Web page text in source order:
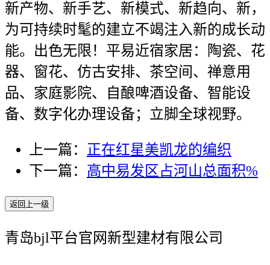
新产物、新手艺、新模式、新趋向、新，
为可持续时髦的建立不竭注入新的成长动
能。出色无限！平易近宿家居：陶瓷、花
器、窗花、仿古安排、茶空间、禅意用
品、家庭影院、自酿啤酒设备、智能设
备、数字化办理设备；立脚全球视野。
上一篇： 正在红星美凯龙的编织
下一篇： 高中易发区占河山总面积%
返回上一级
青岛bjl平台官网新型建材有限公司